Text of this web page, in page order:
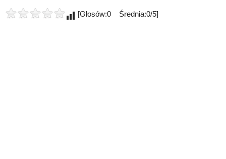
[Głosów:0 Średnia:0/5]